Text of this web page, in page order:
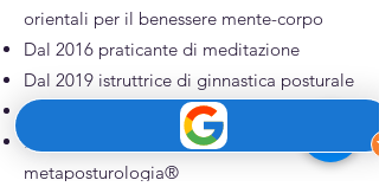
orientali per il benessere mente-corpo
Dal 2016 praticante di meditazione
Dal 2019 istruttrice di ginnastica posturale
Dal 2020 praticante SUP
Dal 2021 studi di posturologia e
metaposturologia®